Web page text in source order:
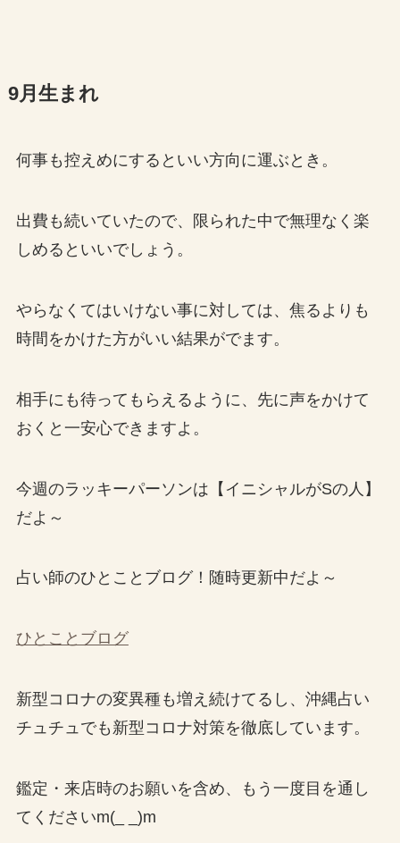
9月生まれ
何事も控えめにするといい方向に運ぶとき。
出費も続いていたので、限られた中で無理なく楽
しめるといいでしょう。
やらなくてはいけない事に対しては、焦るよりも
時間をかけた方がいい結果がでます。
相手にも待ってもらえるように、先に声をかけて
おくと一安心できますよ。
今週のラッキーパーソンは【イニシャルがSの人】
だよ～
占い師のひとことブログ！随時更新中だよ～
ひとことブログ
新型コロナの変異種も増え続けてるし、沖縄占い
チュチュでも新型コロナ対策を徹底しています。
鑑定・来店時のお願いを含め、もう一度目を通し
てくださいm(_ _)m